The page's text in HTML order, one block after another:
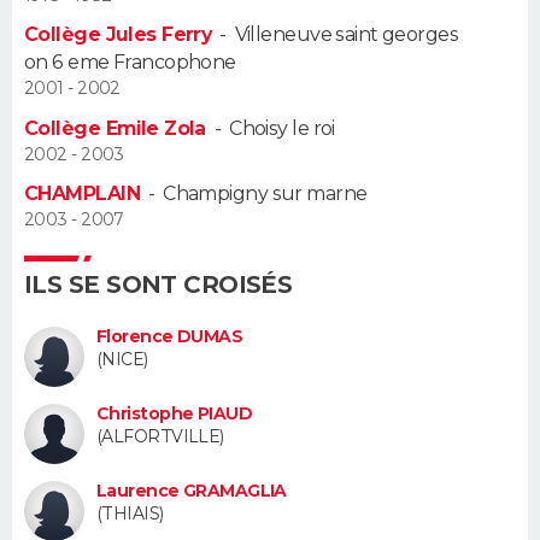
Alimentation
Guide de la santé
Maladies
Médicaments
Sommeil
VOYAGE
BONS PLANS
CARTE DE VOEUX
Carte de Noël
Carte Bonne année
Carte Saint-Valentin
Carte Pâques
Carte d'anniversaire
DICTIONNAIRE
Dictionnaire
Biographies
Citations
Expressions
Proverbes
PROGRAMME TV
COPAINS D'AVANT
S'inscrire
Se connecter
Lycées
Collèges
Primaires
Universités
Entreprises
Service militaire
Avis de recherche
AVIS DE DÉCÈS
Collège Jules Ferry- Villeneuve saint georges
on 6 eme Francophone
2001 - 2002
Collège Emile Zola -Choisy le roi
2002 - 2003
CHAMPLAIN -Champigny sur marne
2003 - 2007
ILS SE SONT CROISÉS
Florence DUMAS
(NICE)
Christophe PIAUD
(ALFORTVILLE)
Laurence GRAMAGLIA
(THIAIS)